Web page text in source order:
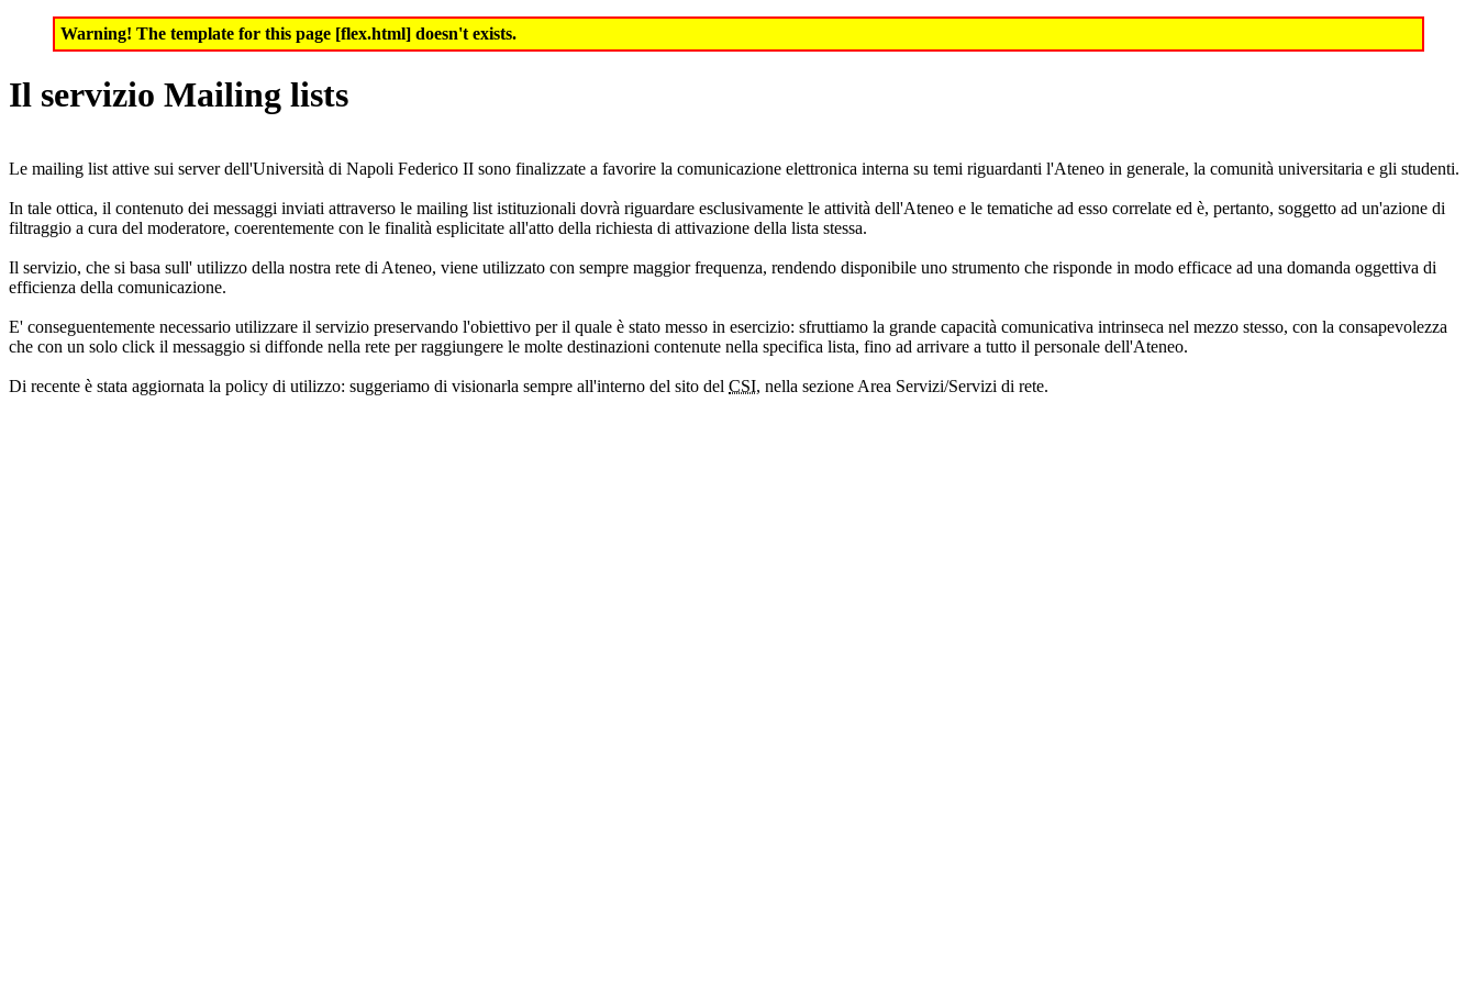
Warning! The template for this page [flex.html] doesn't exists.
Il servizio Mailing lists
Le mailing list attive sui server dell'Università di Napoli Federico II sono finalizzate a favorire la comunicazione elettronica interna su temi riguardanti l'Ateneo in generale, la comunità universitaria e gli studenti.
In tale ottica, il contenuto dei messaggi inviati attraverso le mailing list istituzionali dovrà riguardare esclusivamente le attività dell'Ateneo e le tematiche ad esso correlate ed è, pertanto, soggetto ad un'azione di
filtraggio a cura del moderatore, coerentemente con le finalità esplicitate all'atto della richiesta di attivazione della lista stessa.
Il servizio, che si basa sull' utilizzo della nostra rete di Ateneo, viene utilizzato con sempre maggior frequenza, rendendo disponibile uno strumento che risponde in modo efficace ad una domanda oggettiva di
efficienza della comunicazione.
E' conseguentemente necessario utilizzare il servizio preservando l'obiettivo per il quale è stato messo in esercizio: sfruttiamo la grande capacità comunicativa intrinseca nel mezzo stesso, con la consapevolezza
che con un solo click il messaggio si diffonde nella rete per raggiungere le molte destinazioni contenute nella specifica lista, fino ad arrivare a tutto il personale dell'Ateneo.
Di recente è stata aggiornata la policy di utilizzo: suggeriamo di visionarla sempre all'interno del sito del CSI, nella sezione Area Servizi/Servizi di rete.